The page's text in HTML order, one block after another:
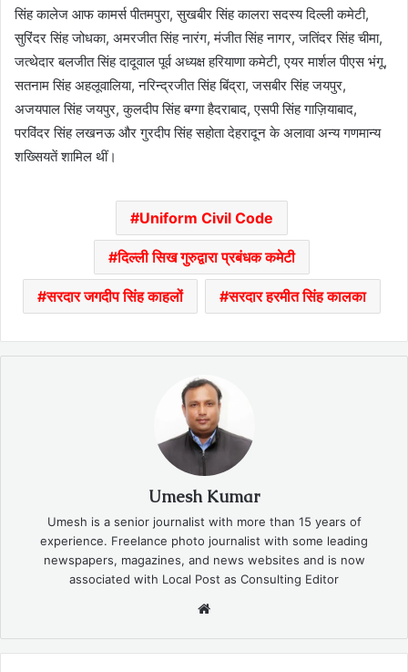
सिंह कालेज आफ कामर्स पीतमपुरा, सुखबीर सिंह कालरा सदस्य दिल्ली कमेटी,
सुरिंदर सिंह जोधका, अमरजीत सिंह नारंग, मंजीत सिंह नागर, जतिंदर सिंह चीमा,
जत्थेदार बलजीत सिंह दादूवाल पूर्व अध्यक्ष हरियाणा कमेटी, एयर मार्शल पीएस भंगू,
सतनाम सिंह अहलूवालिया, नरिन्द्रजीत सिंह बिंद्रा, जसबीर सिंह जयपुर,
अजयपाल सिंह जयपुर, कुलदीप सिंह बग्गा हैदराबाद, एसपी सिंह गाज़ियाबाद,
परविंदर सिंह लखनऊ और गुरदीप सिंह सहोता देहरादून के अलावा अन्य गणमान्य
शख्सियतें शामिल थीं।
Uniform Civil Code
दिल्ली सिख गुरुद्वारा प्रबंधक कमेटी
सरदार जगदीप सिंह काहलों सरदार हरमीत सिंह कालका
Umesh Kumar
Umesh is a senior journalist with more than 15 years of
experience. Freelance photo journalist with some leading
newspapers, magazines, and news websites and is now
associated with Local Post as Consulting Editor